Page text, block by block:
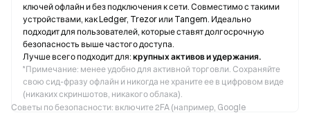
ключей офлайн и без подключения к сети. Совместимо с такими
устройствами, как Ledger, Trezor или Tangem. Идеально
подходит для пользователей, которые ставят долгосрочную
безопасность выше частого доступа.
Лучше всего подходит для: крупных активов и удержания.
*Примечание: менее удобно для активной торговли. Сохраняйте
свою сид-фразу офлайн и никогда не храните ее в цифровом виде
(никаких скриншотов, никакого облака).
Советы по безопасности: включите 2FA (например, Google